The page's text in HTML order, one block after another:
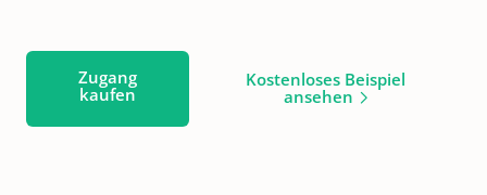
Zugang
kaufen
Kostenloses Beispiel
ansehen